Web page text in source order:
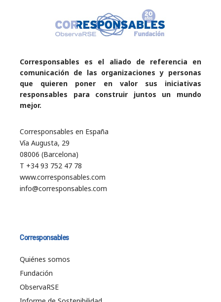
Corresponsables es el aliado de referencia en
comunicación de las organizaciones y personas
que quieren poner en valor sus iniciativas
responsables para construir juntos un mundo
mejor.
Corresponsables en España
Vía Augusta, 29
08006 (Barcelona)
T +34 93 752 47 78
www.corresponsables.com
info@corresponsables.com
Corresponsables
Quiénes somos
Fundación
ObservaRSE